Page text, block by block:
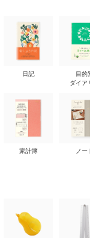
日記
家計簿
目的別
ダイアリ
ノート